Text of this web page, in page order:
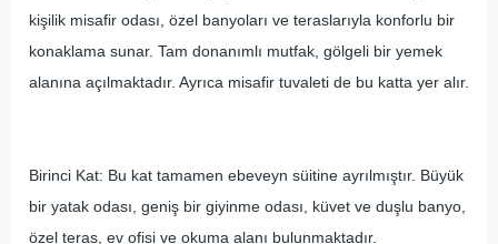
kişilik misafir odası, özel banyoları ve teraslarıyla konforlu bir
konaklama sunar. Tam donanımlı mutfak, gölgeli bir yemek
alanına açılmaktadır. Ayrıca misafir tuvaleti de bu katta yer alır.
Birinci Kat: Bu kat tamamen ebeveyn süitine ayrılmıştır. Büyük
bir yatak odası, geniş bir giyinme odası, küvet ve duşlu banyo,
özel teras, ev ofisi ve okuma alanı bulunmaktadır.